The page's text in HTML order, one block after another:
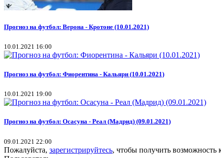
Прогноз на футбол: Верона - Кротоне (10.01.2021)
10.01.2021 16:00
Прогноз на футбол: Фиорентина - Кальяри (10.01.2021)
10.01.2021 19:00
Прогноз на футбол: Осасуна - Реал (Мадрид) (09.01.2021)
09.01.2021 22:00
Пожалуйста, зарегистрируйтесь, чтобы получить возможность